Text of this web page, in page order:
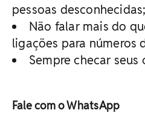
pessoas desconhecidas;
Não falar mais do
ligações para números
Sempre checar seus
Fale com o WhatsApp